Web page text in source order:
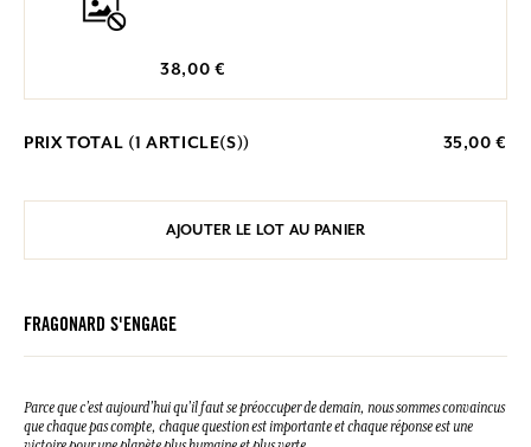
38,00 €
PRIX TOTAL (1 ARTICLE(S)) 35,00 €
AJOUTER LE LOT AU PANIER
FRAGONARD S'ENGAGE
Parce que c’est aujourd’hui qu’il faut se préoccuper de demain, nous sommes convaincus
que chaque pas compte, chaque question est importante et chaque réponse est une